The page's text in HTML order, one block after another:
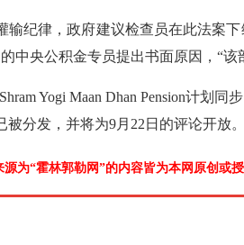
输纪律，政府建议检查员在此法案
中央公积金专员提出书面原因，“该
Yogi Maan Dhan Pension计划
被分发，并将为9月22日的评论开放
源为“霍林郭勒网”的内容皆为本网原创或